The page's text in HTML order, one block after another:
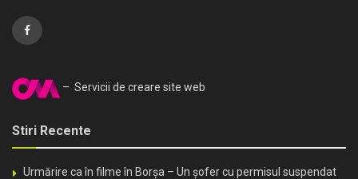
– Servicii de creare site web
Stiri Recente
Urmărire ca în filme în Borșa – Un șofer cu permisul suspendat